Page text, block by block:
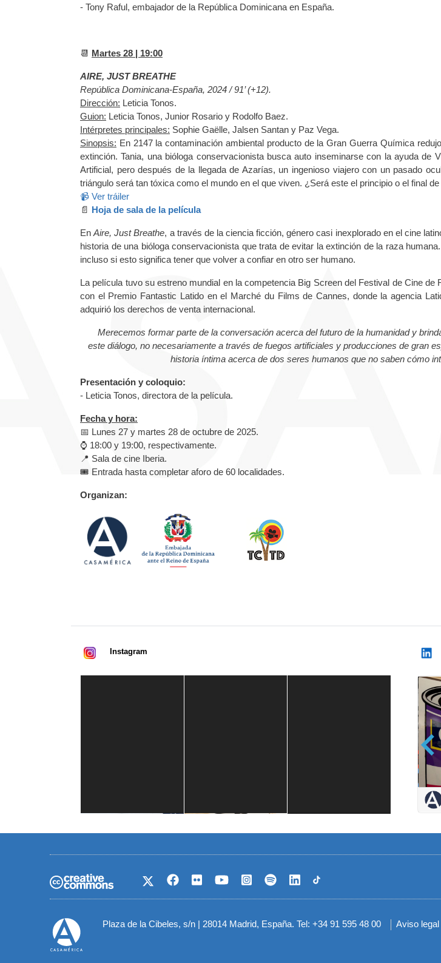
- Tony Raful, embajador de la República Dominicana en España.
📆 Martes 28 | 19:00
AIRE, JUST BREATHE
República Dominicana-España, 2024 / 91’ (+12).
Dirección: Leticia Tonos.
Guion: Leticia Tonos, Junior Rosario y Rodolfo Baez.
Intérpretes principales: Sophie Gaëlle, Jalsen Santan y Paz Vega.
Sinopsis: En 2147 la contaminación ambiental producto de la Gran Guerra Química
extinción. Tania, una bióloga conservacionista busca auto inseminarse con la ayuda de
Artificial, pero después de la llegada de Azarías, un ingenioso viajero con un pasado
triángulo será tan tóxica como el mundo en el que viven. ¿Será este el principio o el final
📹 Ver tráiler
📄 Hoja de sala de la película
EnAire, Just Breathe, a través de la ciencia ficción, género casi inexplorado en el cine
historia de una bióloga conservacionista que trata de evitar la extinción de la raza
incluso si esto significa tener que volver a confiar en otro ser humano.
La película tuvo su estreno mundial en la competencia Big Screen del Festival de Cine de
con el Premio Fantastic Latido en el Marché du Films de Cannes, donde la agencia
adquirió los derechos de venta internacional.
Merecemos formar parte de la conversación acerca del futuro de la humanidad y
este diálogo, no necesariamente a través de fuegos artificiales y producciones de gran
historia íntima acerca de dos seres humanos que no saben cómo
Presentación y coloquio:
- Leticia Tonos, directora de la película.
Fecha y hora:
📅 Lunes 27 y martes 28 de octubre de 2025.
⌚ 18:00 y 19:00, respectivamente.
📍 Sala de cine Iberia.
🎟️ Entrada hasta completar aforo de 60 localidades.
Organizan:
Instagram
Plaza de la Cibeles, s/n | 28014 Madrid, España. Tel: +34 91 595 48 00
Menú
Aviso legal